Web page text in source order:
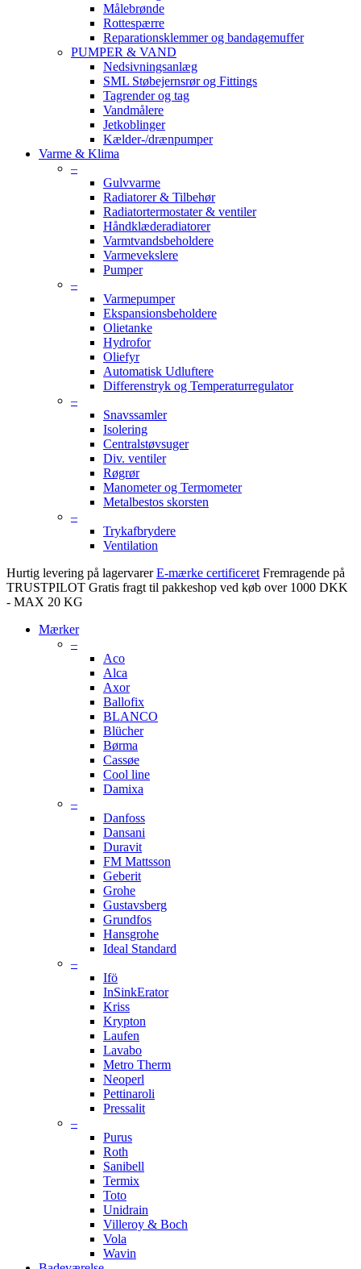
Målebrønde
Rottespærre
Reparationsklemmer og bandagemuffer
PUMPER & VAND
Nedsivningsanlæg
SML Støbejernsrør og Fittings
Tagrender og tag
Vandmålere
Jetkoblinger
Kælder-/drænpumper
Varme & Klima
–
Gulvvarme
Radiatorer & Tilbehør
Radiatortermostater & ventiler
Håndklæderadiatorer
Varmtvandsbeholdere
Varmevekslere
Pumper
–
Varmepumper
Ekspansionsbeholdere
Olietanke
Hydrofor
Oliefyr
Automatisk Udluftere
Differenstryk og Temperaturregulator
–
Snavssamler
Isolering
Centralstøvsuger
Div. ventiler
Røgrør
Manometer og Termometer
Metalbestos skorsten
–
Trykafbrydere
Ventilation
Hurtig levering på lagervarer E-mærke certificeret Fremragende på
TRUSTPILOT Gratis fragt til pakkeshop ved køb over 1000 DKK
- MAX 20 KG
Mærker
–
Aco
Alca
Axor
Ballofix
BLANCO
Blücher
Børma
Cassøe
Cool line
Damixa
–
Danfoss
Dansani
Duravit
FM Mattsson
Geberit
Grohe
Gustavsberg
Grundfos
Hansgrohe
Ideal Standard
–
Ifö
InSinkErator
Kriss
Krypton
Laufen
Lavabo
Metro Therm
Neoperl
Pettinaroli
Pressalit
–
Purus
Roth
Sanibell
Termix
Toto
Unidrain
Villeroy & Boch
Vola
Wavin